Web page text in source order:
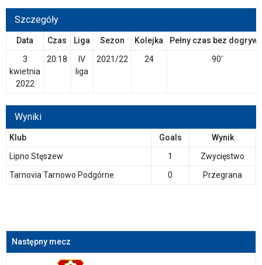
Szczegóły
Data Czas Liga Sezon Kolejka
Pełny czas bez
3
kwietnia
2022
20:18
IV
liga
2021/22 24 90'
Wyniki
Klub Goals
Wynik
Lipno Stęszew
1
Zwycięstwo
Tarnovia Tarnowo Podgórne
0 Przegrana
Następny mecz